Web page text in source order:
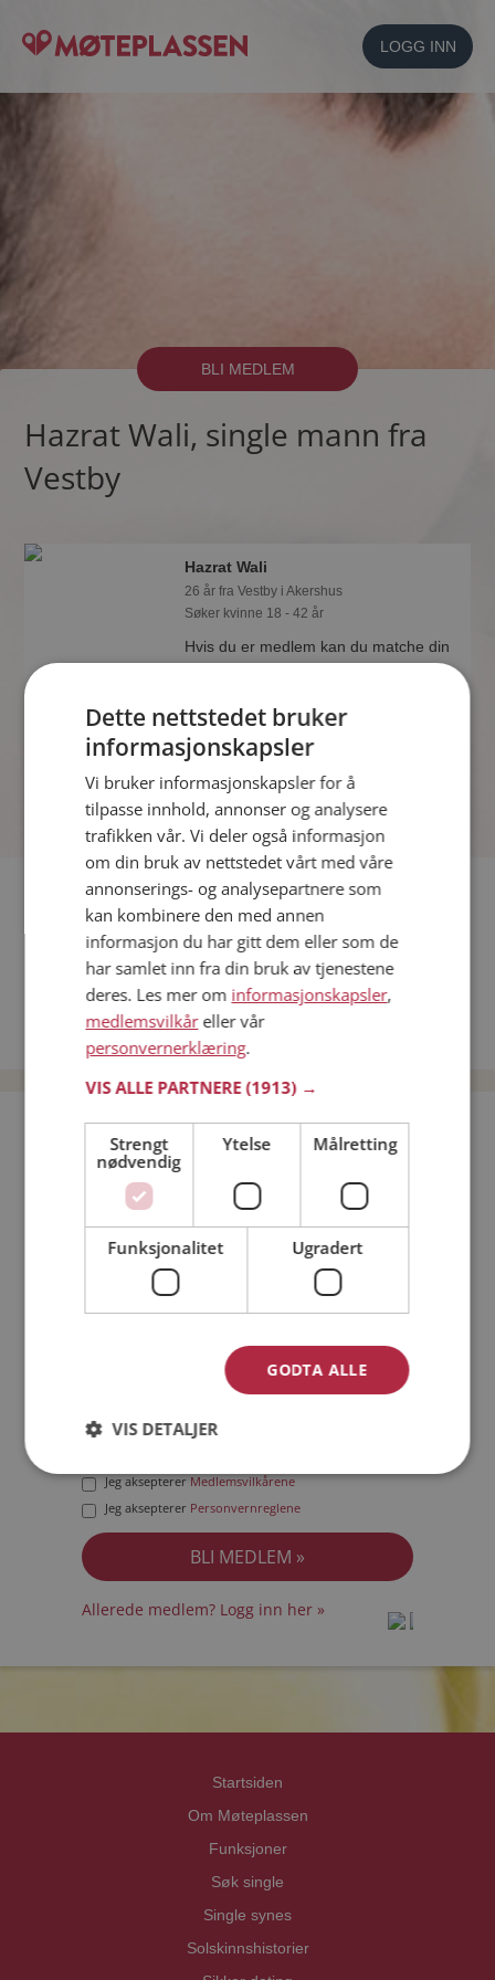
LOGG INN
BLI MEDLEM
Hazrat Wali, single mann fra
Vestby
Hazrat Wali
26 år fra Vestby i Akershus
Søker kvinne 18 - 42 år
Hvis du er medlem kan du matche din
personlighet mot Hazrat Wali eller
passer dere sammen som hånd i
hanske?
Fler single
Flere singlemenn fra Vestby :Norseman,Per,Snorre
Kvinner fra Vestby
Date kvinner i Norge
Date menn i Norge
Bli medlem gratis!
Jeg er en: Mann Kvinne
Min alder:
Jeg akseptererMedlemsvilkårene
Jeg aksepterer Personvernreglene
Allerede medlem? Logg inn her »
Startsiden
Om Møteplassen
Funksjoner
Søk single
Single synes
Solskinnshistorier
Dette nettstedet bruker
informasjonskapsler
Vi bruker informasjonskapsler for å
tilpasse innhold, annonser og analysere
trafikken vår. Vi deler også informasjon
om din bruk av nettstedet vårt med våre
annonserings- og analysepartnere som
kan kombinere den med annen
informasjon du har gitt dem eller som de
har samlet inn fra din bruk av tjenestene
deres. Les mer om informasjonskapsler,
medlemsvilkåreller vår
personvernerklæring.
VIS ALLE PARTNERE(1913) →
Strengt
nødvendig
Ytelse Målretting
Funksjonalitet Ugradert
GODTA ALLE
VIS DETALJER